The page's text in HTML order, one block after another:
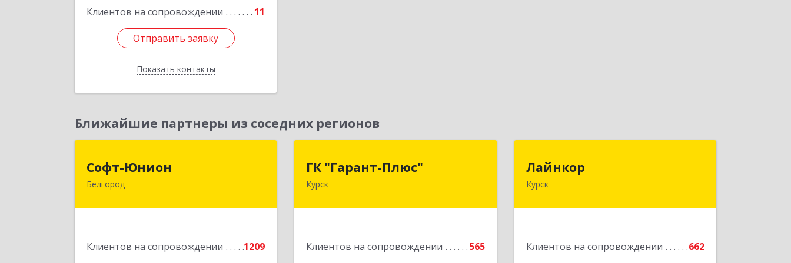
Клиентов на сопровождении 11
Отправить заявку
Показать контакты
Подробнее
Ближайшие партнеры из соседних регионов
Софт-Юнион
Белгород
Клиентов на сопровождении
1209
308014, Белгородская обл, Белгород г,
ГК "Гарант-Плюс"
Курск
Клиентов на сопровождении
565
Лайнкор
Курск
Клиентов на сопровождении
662
305021, Курская обл, Курск г, Победы